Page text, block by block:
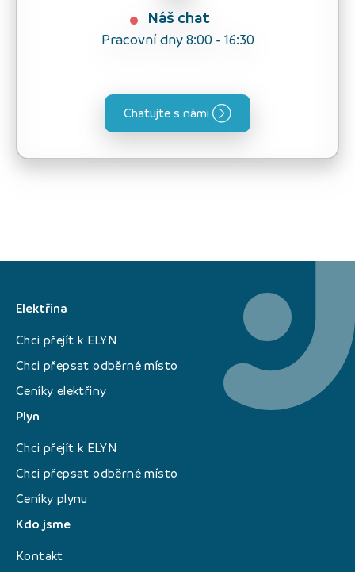
Náš chat
Pracovní dny 8:00 - 16:30
Chatujte s námi
Elektřina
Chci přejít k ELYN
Chci přepsat odběrné místo
Ceníky elektřiny
Plyn
Chci přejít k ELYN
Chci přepsat odběrné místo
Ceníky plynu
Kdo jsme
Kontakt